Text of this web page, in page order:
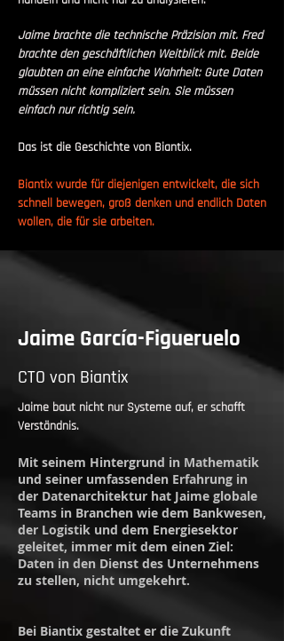
Jaime brachte die technische Präzision mit. Fred
brachte den geschäftlichen Weitblick mit. Beide
glaubten an eine einfache Wahrheit: Gute Daten
müssen nicht kompliziert sein. Sie müssen
einfach nur richtig sein.
Das ist die Geschichte von Biantix.
Biantix wurde für diejenigen entwickelt, die sich
schnell bewegen, groß denken und endlich Daten
wollen, die für sie arbeiten.
Jaime García-Figueruelo
CTO von Biantix
Jaime baut nicht nur Systeme auf, er schafft
Verständnis.
Mit seinem Hintergrund in Mathematik
und seiner umfassenden Erfahrung in
der Datenarchitektur hat Jaime globale
Teams in Branchen wie dem Bankwesen,
der Logistik und dem Energiesektor
geleitet, immer mit dem einen Ziel:
Daten in den Dienst des Unternehmens
zu stellen, nicht umgekehrt.
Bei Biantix gestaltet er die Zukunft